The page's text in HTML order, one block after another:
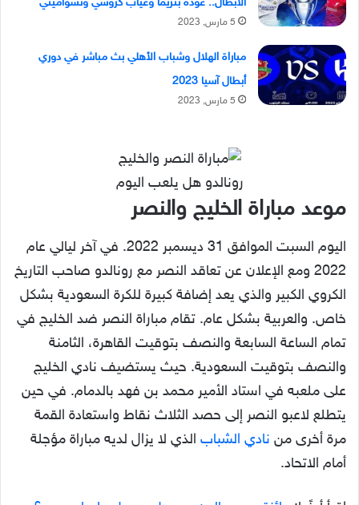
الأبطال.. عودة بنزيما وغياب كروسي وتشواميني
5 مارس, 2023
مباراة الهلال وشباب الأهلي بث مباشر في دوري
أبطال آسيا 2023
5 مارس, 2023
رونالدو هل يلعب اليوم
موعد مباراة الخليج والنصر
اليوم السبت الموافق 31 ديسمبر 2022. في آخر ليالي عام
2022 ومع الإعلان عن تعاقد النصر مع رونالدو صاحب التاريخ
الكروي الكبير والذي يعد إضافة كبيرة للكرة السعودية بشكل
خاص. والعربية بشكل عام. تقام مباراة النصر ضد الخليج في
تمام الساعة السابعة والنصف بتوقيت القاهرة، الثامنة
والنصف بتوقيت السعودية. حيث يستضيف نادي الخليج
على ملعبه في استاد الأمير محمد بن فهد بالدمام. في حين
يتطلع لاعبو النصر إلى حصد الثلاث نقاط واستعادة القمة
مرة أخرى من نادي الشباب الذي لا يزال لديه مباراة مؤجلة
أمام الاتحاد.